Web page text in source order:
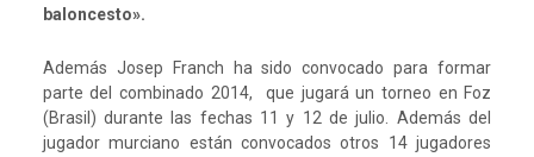
baloncesto».
Además Josep Franch ha sido convocado para formar
parte del combinado 2014, que jugará un torneo en Foz
(Brasil) durante las fechas 11 y 12 de julio. Además del
jugador murciano están convocados otros 14 jugadores